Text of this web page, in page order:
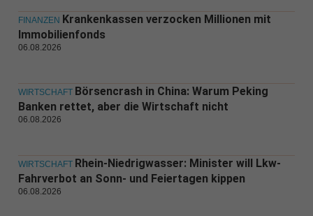
FINANZEN Krankenkassen verzocken Millionen mit
Immobilienfonds
06.08.2026
WIRTSCHAFT Börsencrash in China: Warum Peking
Banken rettet, aber die Wirtschaft nicht
06.08.2026
WIRTSCHAFT Rhein-Niedrigwasser: Minister will Lkw-
Fahrverbot an Sonn- und Feiertagen kippen
06.08.2026